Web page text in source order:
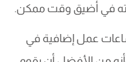
في أضيق وقت ممكن.
عمل إضافية في